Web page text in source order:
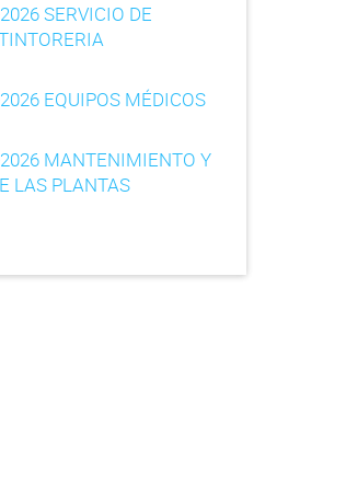
SERVICIO DE
EQUIPOS MÉDICOS
MANTENIMIENTO Y
LAS PLANTAS